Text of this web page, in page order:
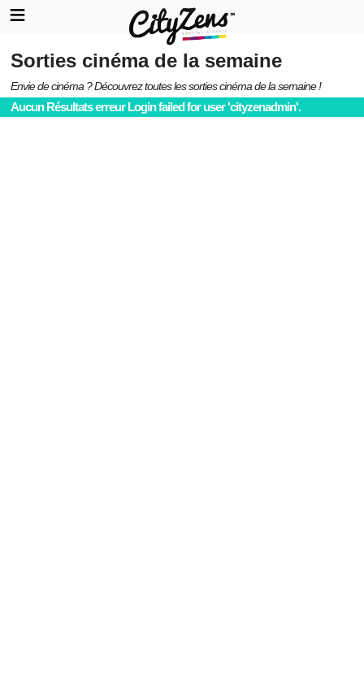
Sorties cinéma de la semaine
Envie de cinéma ? Découvrez toutes les sorties cinéma de la semaine !
Aucun Résultats erreur Login failed for user 'cityzenadmin'.